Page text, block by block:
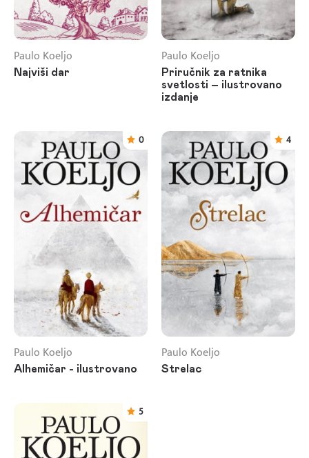
Paulo Koeljo
Najviši dar
Paulo Koeljo
Priručnik za ratnika
svetlosti – ilustrovano
izdanje
0
Paulo Koeljo
Alhemičar - ilustrovano
4
Paulo Koeljo
Strelac
5